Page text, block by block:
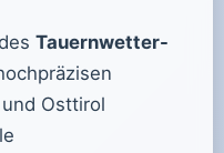
Tauernwetter-
Osttirol